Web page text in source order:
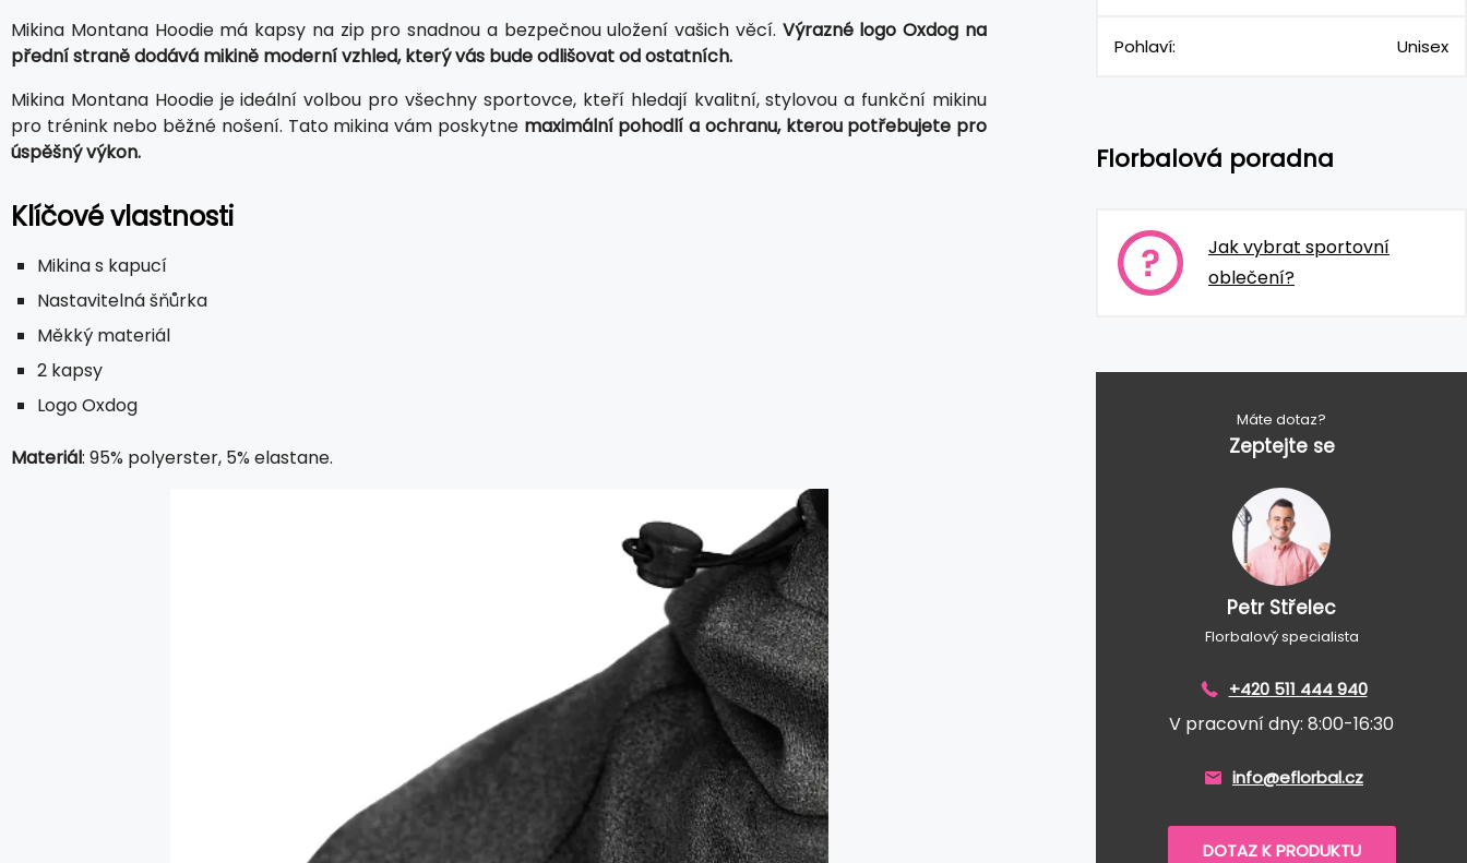
Mikina Montana Hoodie má kapsy na zip pro snadnou a bezpečnou uložení vašich věcí. Výrazné logo Oxdog na
přední straně dodává mikině moderní vzhled, který vás bude odlišovat od ostatních.
Mikina Montana Hoodie je ideální volbou pro všechny sportovce, kteří hledají kvalitní, stylovou a funkční mikinu
pro trénink nebo běžné nošení. Tato mikina vám poskytne maximální pohodlí a ochranu, kterou potřebujete pro
úspěšný výkon.
Klíčové vlastnosti
Mikina s kapucí
Nastavitelná šňůrka
Měkký materiál
2 kapsy
Logo Oxdog
Materiál: 95% polyerster, 5% elastane.
Pohlaví: Unisex
Florbalová poradna
Jak vybrat sportovní
oblečení?
Máte dotaz?
Zeptejte se
Petr Střelec
Florbalový specialista
+420 511 444 940
V pracovní dny: 8:00-16:30
info@eflorbal.cz
DOTAZ K PRODUKTU